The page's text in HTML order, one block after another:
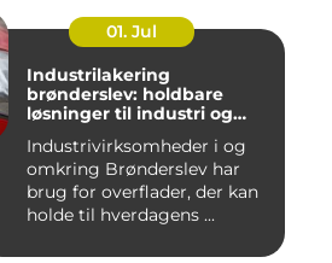
01. Jul
Industrilakering
brønderslev: holdbare
løsninger til industri og
Industrivirksomheder i og
omkring Brønderslev har
brug for overflader, der kan
holde til hverdagens ...